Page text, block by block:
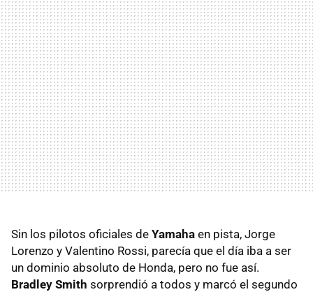
Sin los pilotos oficiales de Yamaha en pista, Jorge
Lorenzo y Valentino Rossi, parecía que el día iba a ser
un dominio absoluto de Honda, pero no fue así.
Bradley Smith sorprendió a todos y marcó el segundo